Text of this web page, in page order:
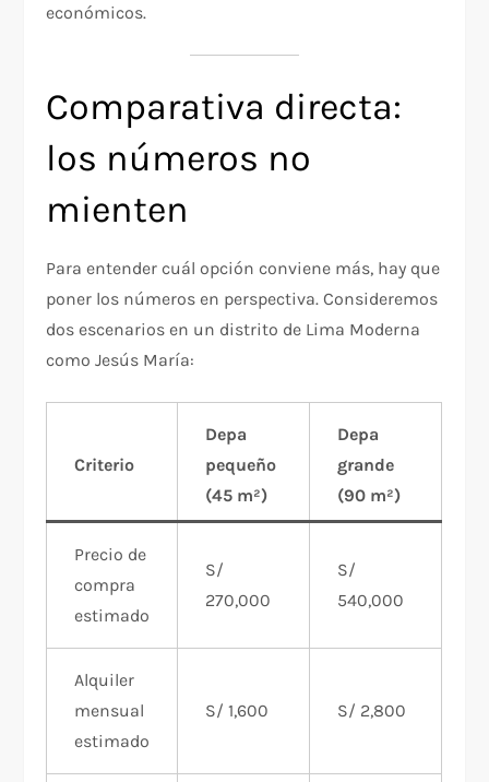
económicos.
Comparativa directa:
los números no
mienten
Para entender cuál opción conviene más, hay que
poner los números en perspectiva. Consideremos
dos escenarios en un distrito de Lima Moderna
como Jesús María:
Criterio
Depa
pequeño
(45 m²)
Depa
grande
(90 m²)
Precio de
compra
estimado
S/
270,000
S/
540,000
Alquiler
mensual
estimado
S/ 1,600 S/ 2,800